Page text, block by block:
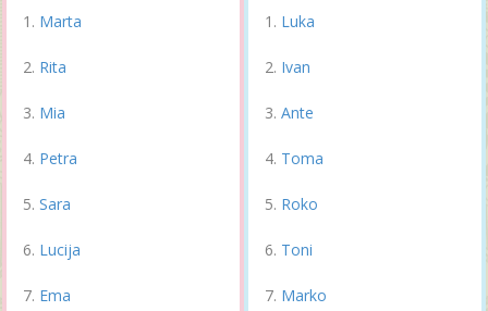
Marta
Rita
Mia
Petra
Sara
Lucija
Ema
Luka
Ivan
Ante
Toma
Roko
Toni
Marko